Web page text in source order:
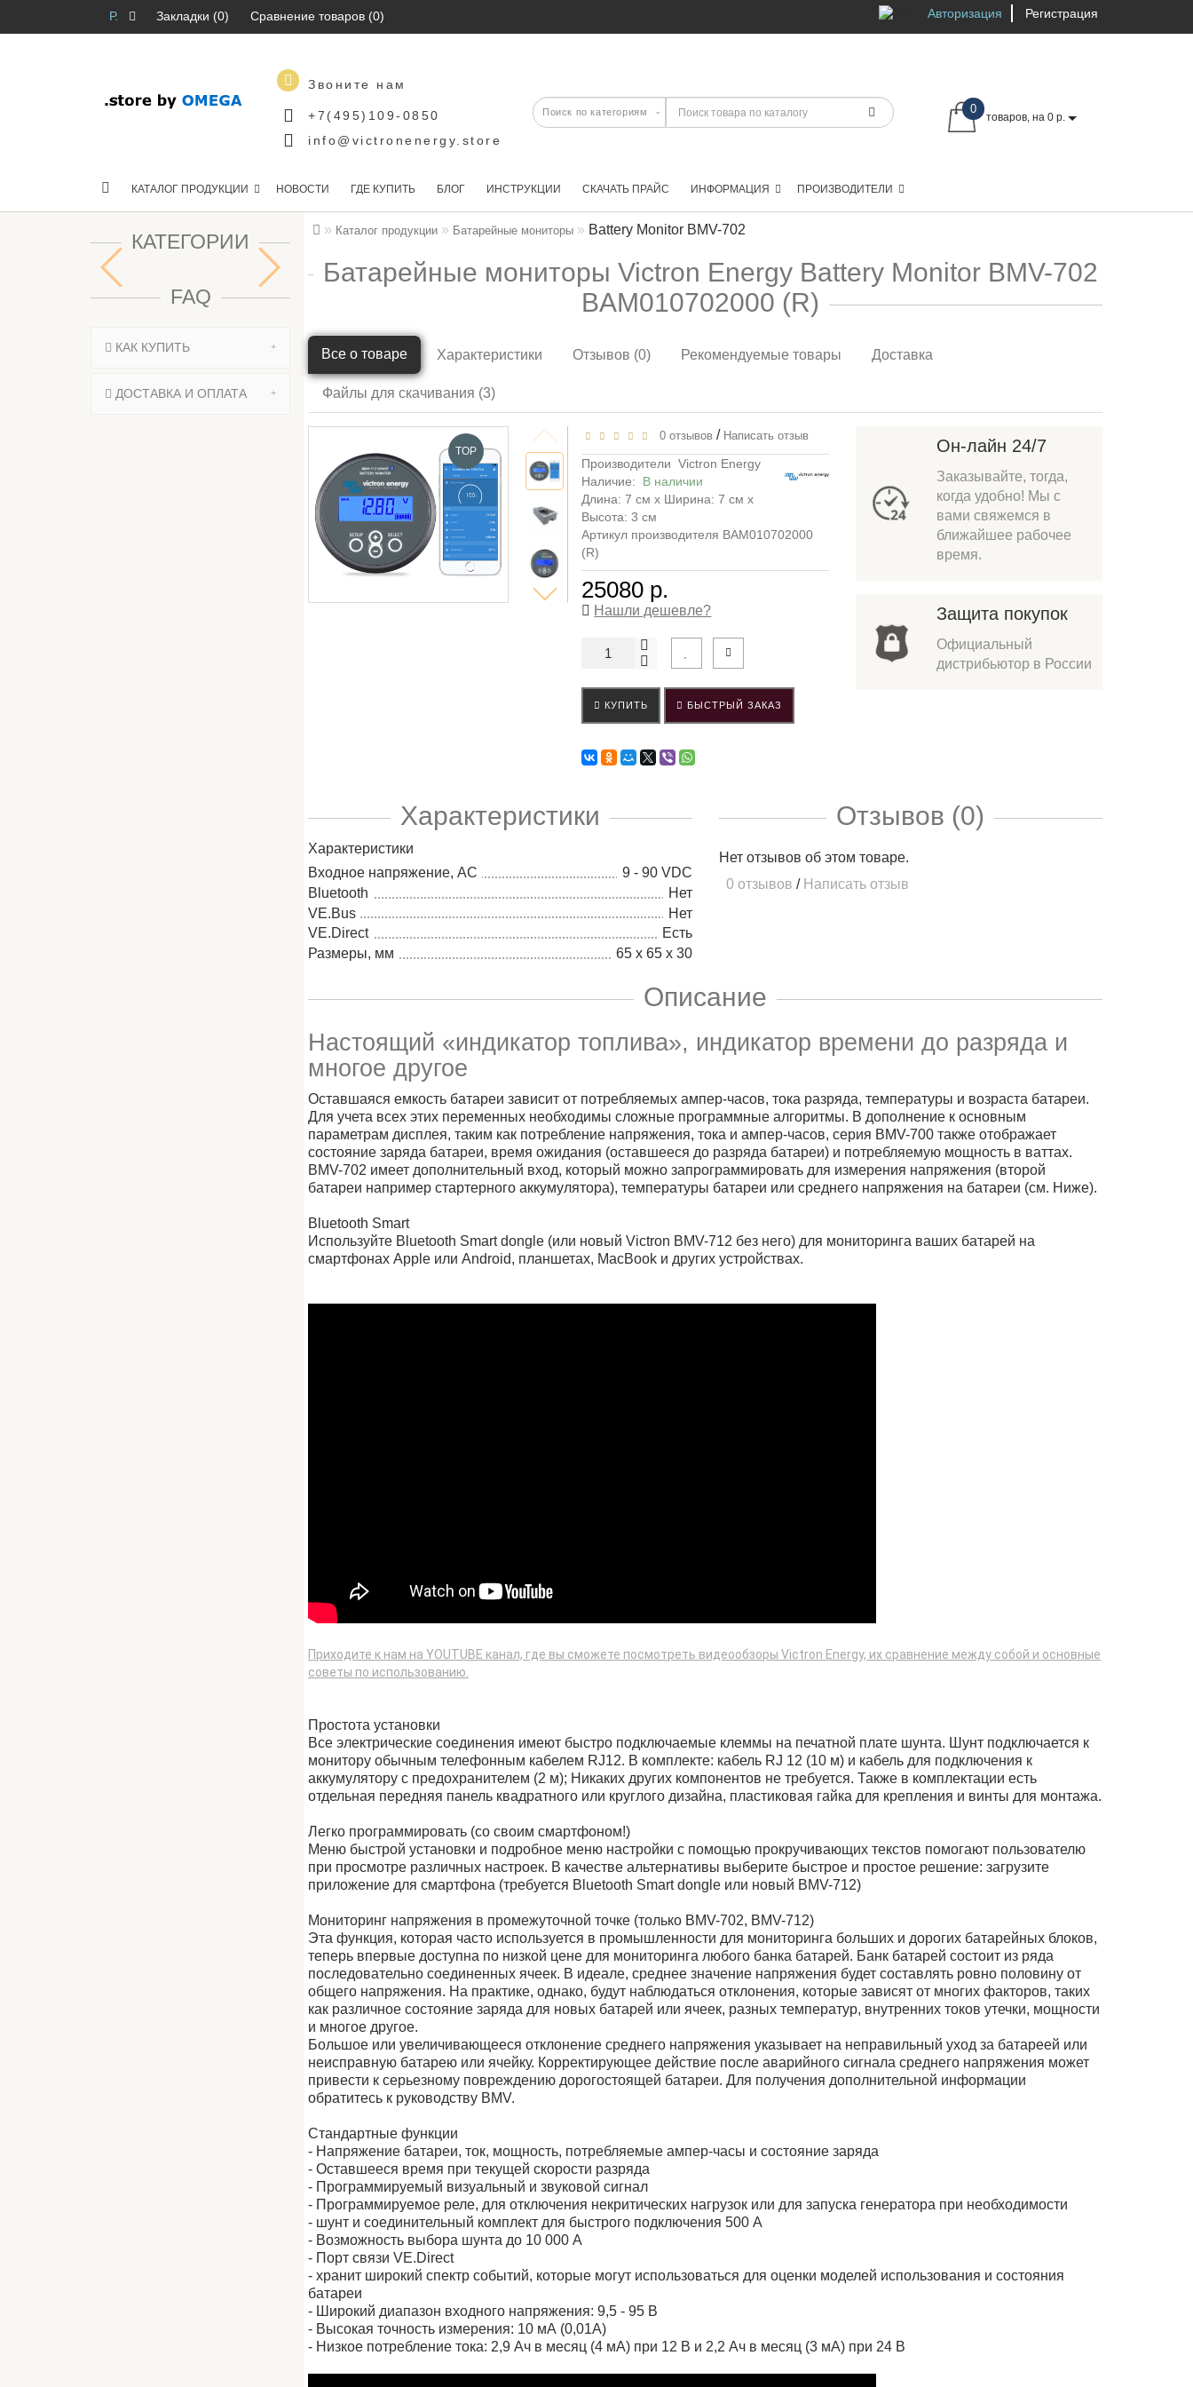
Р. Закладки (0) Сравнение товаров (0) Авторизация Регистрация
Звоните нам
+7(495)109-0850
info@victronenergy.store
0
товаров, на 0 р.
КАТАЛОГ ПРОДУКЦИИ НОВОСТИ ГДЕ КУПИТЬ БЛОГ ИНСТРУКЦИИ СКАЧАТЬ ПРАЙС ИНФОРМАЦИЯ ПРОИЗВОДИТЕЛИ
КАТЕГОРИИ
FAQ
КАК КУПИТЬ
ДОСТАВКА И ОПЛАТА
Каталог продукции Батарейные мониторы Battery Monitor BMV-702
Батарейные мониторы Victron Energy Battery Monitor BMV-702
BAM010702000 (R)
Все о товаре Характеристики Отзывов (0) Рекомендуемые товары Доставка
Файлы для скачивания (3)
TOP
0 отзывов / Написать отзыв
Производители Victron Energy
Наличие: В наличии
Длина: 7 см x Ширина: 7 см x
Высота: 3 см
Артикул производителя BAM010702000
(R)
25080 р.
Нашли дешевле?
КУПИТЬ БЫСТРЫЙ ЗАКАЗ
Он-лайн 24/7
Заказывайте, тогда,
когда удобно! Мы с
вами свяжемся в
ближайшее рабочее
время.
Защита покупок
Официальный
дистрибьютор в России
Характеристики
Характеристики
Входное напряжение, AC
9 - 90 VDC
Bluetooth
Нет
VE.Bus
Нет
VE.Direct
Есть
Размеры, мм
65 x 65 x 30
Отзывов (0)
Нет отзывов об этом товаре.
0 отзывов / Написать отзыв
Описание
Настоящий «индикатор топлива», индикатор времени до разряда и
многое другое
Оставшаяся емкость батареи зависит от потребляемых ампер-часов, тока разряда, температуры и возраста батареи.
Для учета всех этих переменных необходимы сложные программные алгоритмы. В дополнение к основным
параметрам дисплея, таким как потребление напряжения, тока и ампер-часов, серия BMV-700 также отображает
состояние заряда батареи, время ожидания (оставшееся до разряда батареи) и потребляемую мощность в ваттах.
BMV-702 имеет дополнительный вход, который можно запрограммировать для измерения напряжения (второй
батареи например стартерного аккумулятора), температуры батареи или среднего напряжения на батареи (см. Ниже).
Bluetooth Smart
Используйте Bluetooth Smart dongle (или новый Victron BMV-712 без него) для мониторинга ваших батарей на
смартфонах Apple или Android, планшетах, MacBook и других устройствах.
Приходите к нам на YOUTUBE канал, где вы сможете посмотреть видеообзоры Victron Energy, их сравнение между собой и основные
советы по использованию.
Простота установки
Все электрические соединения имеют быстро подключаемые клеммы на печатной плате шунта. Шунт подключается к
монитору обычным телефонным кабелем RJ12. В комплекте: кабель RJ 12 (10 м) и кабель для подключения к
аккумулятору с предохранителем (2 м); Никаких других компонентов не требуется. Также в комплектации есть
отдельная передняя панель квадратного или круглого дизайна, пластиковая гайка для крепления и винты для монтажа.
Легко программировать (со своим смартфоном!)
Меню быстрой установки и подробное меню настройки с помощью прокручивающих текстов помогают пользователю
при просмотре различных настроек. В качестве альтернативы выберите быстрое и простое решение: загрузите
приложение для смартфона (требуется Bluetooth Smart dongle или новый BMV-712)
Мониторинг напряжения в промежуточной точке (только BMV-702, BMV-712)
Эта функция, которая часто используется в промышленности для мониторинга больших и дорогих батарейных блоков,
теперь впервые доступна по низкой цене для мониторинга любого банка батарей. Банк батарей состоит из ряда
последовательно соединенных ячеек. В идеале, среднее значение напряжения будет составлять ровно половину от
общего напряжения. На практике, однако, будут наблюдаться отклонения, которые зависят от многих факторов, таких
как различное состояние заряда для новых батарей или ячеек, разных температур, внутренних токов утечки, мощности
и многое другое.
Большое или увеличивающееся отклонение среднего напряжения указывает на неправильный уход за батареей или
неисправную батарею или ячейку. Корректирующее действие после аварийного сигнала среднего напряжения может
привести к серьезному повреждению дорогостоящей батареи. Для получения дополнительной информации
обратитесь к руководству BMV.
Стандартные функции
- Напряжение батареи, ток, мощность, потребляемые ампер-часы и состояние заряда
- Оставшееся время при текущей скорости разряда
- Программируемый визуальный и звуковой сигнал
- Программируемое реле, для отключения некритических нагрузок или для запуска генератора при необходимости
- шунт и соединительный комплект для быстрого подключения 500 А
- Возможность выбора шунта до 10 000 А
- Порт связи VE.Direct
- хранит широкий спектр событий, которые могут использоваться для оценки моделей использования и состояния
батареи
- Широкий диапазон входного напряжения: 9,5 - 95 В
- Высокая точность измерения: 10 мА (0,01А)
- Низкое потребление тока: 2,9 Ач в месяц (4 мА) при 12 В и 2,2 Ач в месяц (3 мА) при 24 В